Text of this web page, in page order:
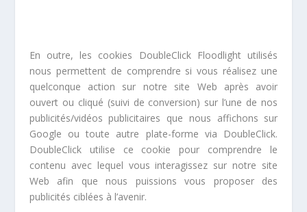
En outre, les cookies DoubleClick Floodlight utilisés
nous permettent de comprendre si vous réalisez une
quelconque action sur notre site Web après avoir
ouvert ou cliqué (suivi de conversion) sur l’une de nos
publicités/vidéos publicitaires que nous affichons sur
Google ou toute autre plate-forme via DoubleClick.
DoubleClick utilise ce cookie pour comprendre le
contenu avec lequel vous interagissez sur notre site
Web afin que nous puissions vous proposer des
publicités ciblées à l’avenir.